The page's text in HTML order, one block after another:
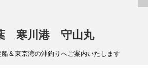
＆東京湾の沖釣りへご案内いたします